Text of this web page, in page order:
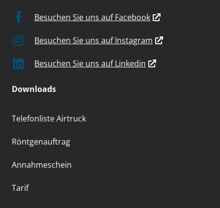
Besuchen Sie uns auf Facebook
Besuchen Sie uns auf Instagram
Besuchen Sie uns auf Linkedin
Downloads
Telefonliste Airtruck
Röntgenauftrag
Annahmeschein
Tarif